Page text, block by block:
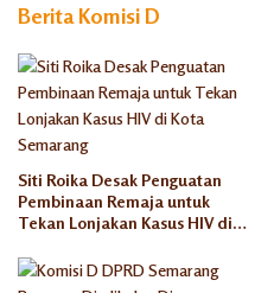
Berita Komisi D
Siti Roika Desak Penguatan
Pembinaan Remaja untuk
Tekan Lonjakan Kasus HIV di